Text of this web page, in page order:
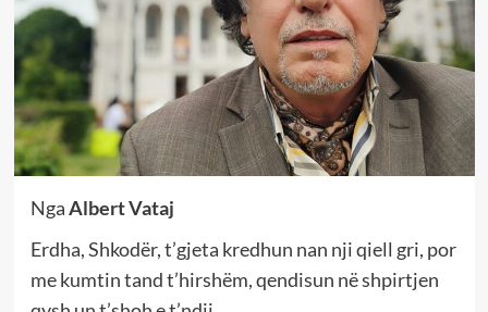
NgaAlbert Vataj
Erdha, Shkodër, t’gjeta kredhun nan nji qiell gri, por
me kumtin tand t’hirshëm, qendisun në shpirtjen